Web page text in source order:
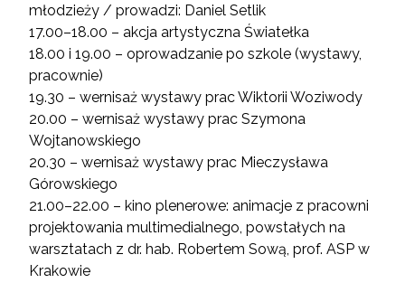
młodzieży / prowadzi: Daniel Setlik
17.00–18.00 – akcja artystyczna Światełka
18.00 i 19.00 – oprowadzanie po szkole (wystawy,
pracownie)
19.30 – wernisaż wystawy prac Wiktorii Woziwody
20.00 – wernisaż wystawy prac Szymona
Wojtanowskiego
20.30 – wernisaż wystawy prac Mieczysława
Górowskiego
21.00–22.00 – kino plenerowe: animacje z pracowni
projektowania multimedialnego, powstałych na
warsztatach z dr. hab. Robertem Sową, prof. ASP w
Krakowie